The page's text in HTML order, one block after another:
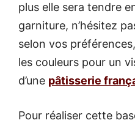
plus elle sera tendre
garniture, n’hésitez
selon vos
les couleurs pour un
d’une pâtisserie
Pour réaliser cette